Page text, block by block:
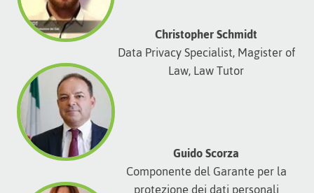
Christopher Schmidt
Data Privacy Specialist, Magister of
Law, Law Tutor
Guido Scorza
Componente del Garante per la